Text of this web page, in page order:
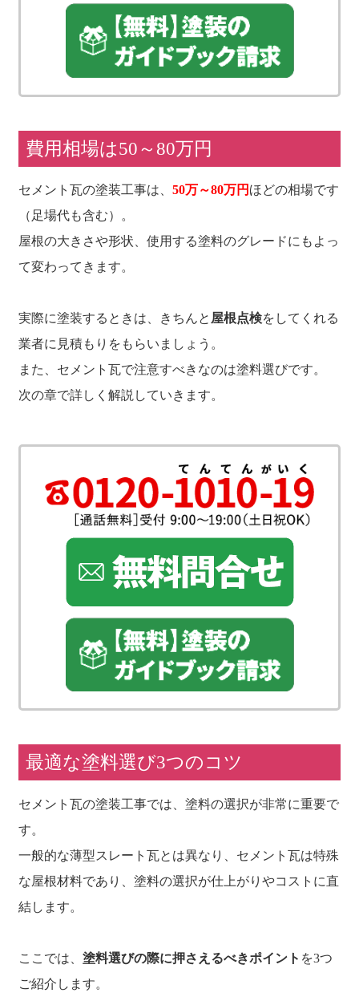
費用相場は50～80万円
セメント瓦の塗装工事は、 50万～80万円 ほどの相場です
（足場代も含む）。
屋根の大きさや形状、使用する塗料のグレードにもよっ
て変わってきます。
実際に塗装するときは、きちんと 屋根点検をしてくれる
業者に見積もりをもらいましょう。
また、セメント瓦で注意すべきなのは塗料選びです。
次の章で詳しく解説していきます。
最適な塗料選び3つのコツ
セメント瓦の塗装工事では、塗料の選択が非常に重要で
す。
一般的な薄型スレート瓦とは異なり、セメント瓦は特殊
な屋根材料であり、塗料の選択が仕上がりやコストに直
結します。
ここでは、 塗料選びの際に押さえるべきポイント を3つ
ご紹介します。